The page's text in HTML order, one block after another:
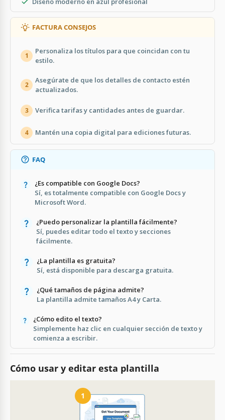
FACTURA CONSEJOS
1
Personaliza los títulos para que coincidan con tu
estilo.
2
Asegúrate de que los detalles de contacto estén
actualizados.
3 Verifica tarifas y cantidades antes de guardar.
4 Mantén una copia digital para ediciones futuras.
FAQ
¿Es compatible con Google Docs?
Sí, es totalmente compatible con Google Docs y
Microsoft Word.
¿Puedo personalizar la plantilla fácilmente?
Sí, puedes editar todo el texto y secciones
fácilmente.
¿La plantilla es gratuita?
Sí, está disponible para descarga gratuita.
¿Qué tamaños de página admite?
La plantilla admite tamaños A4 y Carta.
¿Cómo edito el texto?
Simplemente haz clic en cualquier sección de texto y
comienza a escribir.
Cómo usar y editar esta plantilla
1